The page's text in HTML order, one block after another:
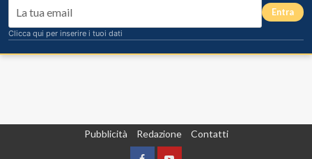
Pubblicità Redazione Contatti
Entra
Clicca qui per inserire i tuoi dati